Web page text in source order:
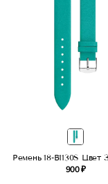
Ремень 18-B1130S Цвет
900 ₽